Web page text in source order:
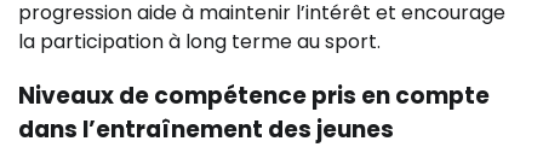
progression aide à maintenir l’intérêt et encourage
la participation à long terme au sport.
Niveaux de compétence pris en compte
dans l’entraînement des jeunes